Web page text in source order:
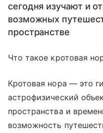
сегодня изучают и
возможных
пространстве
Что такое кротовая
Кротовая нора — это
астрофизический
пространства и
возможность